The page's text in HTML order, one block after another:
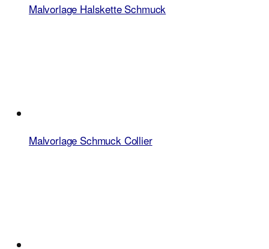
Malvorlage Halskette Schmuck
Malvorlage Schmuck Collier